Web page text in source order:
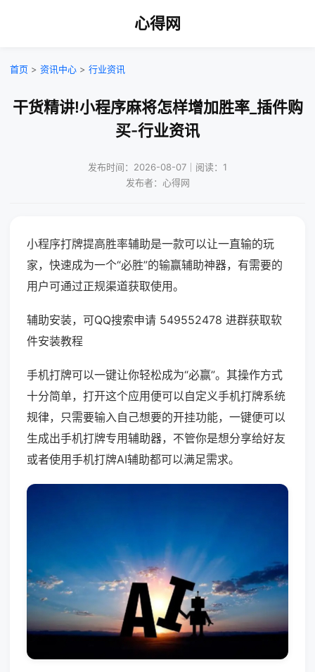
心得网
首页 > 资讯中心 > 行业资讯
干货精讲!小程序麻将怎样增加胜率_插件购
买-行业资讯
发布时间：2026-08-07｜阅读：1
发布者：心得网
小程序打牌提高胜率辅助是一款可以让一直输的玩
家，快速成为一个“必胜”的输赢辅助神器，有需要的
用户可通过正规渠道获取使用。
辅助安装，可QQ搜索申请 549552478 进群获取软
件安装教程
手机打牌可以一键让你轻松成为“必赢”。其操作方式
十分简单，打开这个应用便可以自定义手机打牌系统
规律，只需要输入自己想要的开挂功能，一键便可以
生成出手机打牌专用辅助器，不管你是想分享给好友
或者使用手机打牌AI辅助都可以满足需求。